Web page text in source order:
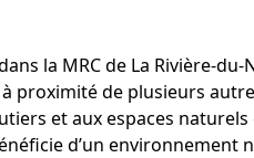
la MRC de La Rivière-
proximité de plusieurs
et aux espaces
d’un environnement